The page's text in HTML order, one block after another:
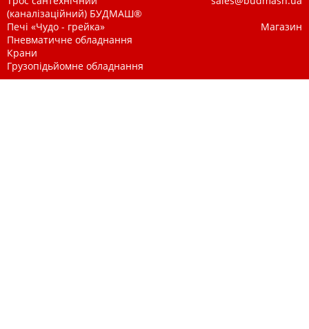
(каналізаційний) БУДМАШ®
Печі «Чудо - грейка»
Пневматичне обладнання
Крани
Грузопідьйомне обладнання
Магазин